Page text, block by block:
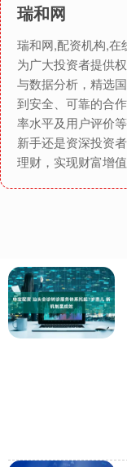
瑞和网
瑞和网,配资机构,在
为广大投资者提供
与数据分析，精选
到安全、可靠的合
率水平及用户评价
新手还是资深投资
理财，实现财富增值